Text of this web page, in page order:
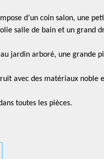
d’un coin salon, une
salle de bain et un grand
jardin arboré, une grande
avec des matériaux noble
toutes les pièces.